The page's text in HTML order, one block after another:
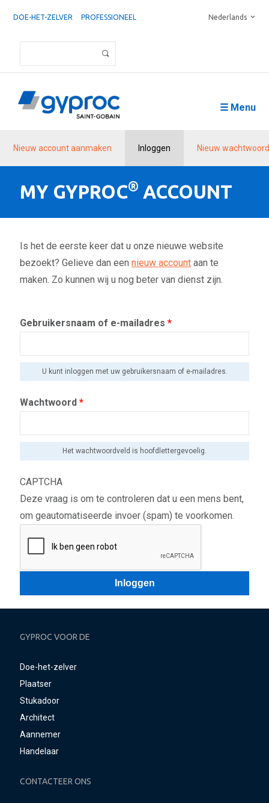
DOE-HET-ZELVER PROFESSIONEEL Nederlands
☰ Menu
Nieuw account aanmaken Inloggen Nieuw
MY GYPROC® ACCOUNT
Is het de eerste keer dat u onze nieuwe website
bezoekt? Gelieve dan een nieuw account aan te
maken. Zo kunnen wij u nog beter van dienst zijn.
Gebruikersnaam of e-mailadres *
U kunt inloggen met uw gebruikersnaam of e-mailadres.
Wachtwoord *
Het wachtwoordveld is hoofdlettergevoelig.
CAPTCHA
Deze vraag is om te controleren dat u een mens bent,
om geautomatiseerde invoer (spam) te voorkomen.
GYPROC VOOR DE
Doe-het-zelver
Plaatser
Stukadoor
Architect
Aannemer
Handelaar
CONTACTEER ONS